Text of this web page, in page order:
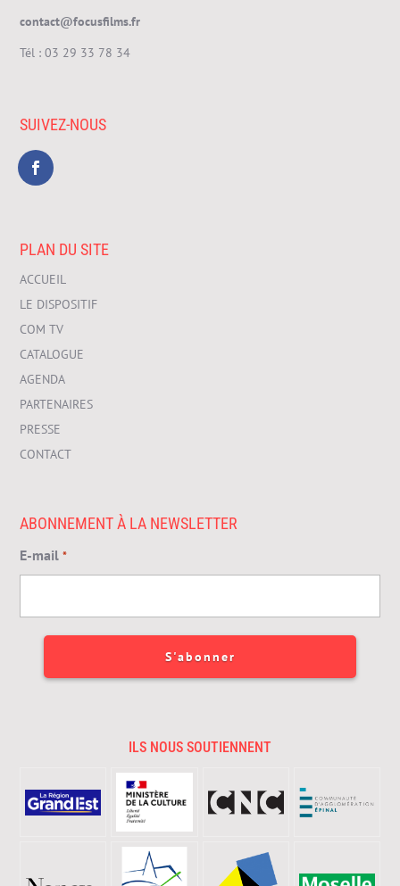
contact@focusfilms.fr
Tél :03 29 33 78 34
SUIVEZ-NOUS
PLAN DU SITE
ACCUEIL
LE DISPOSITIF
COM TV
CATALOGUE
AGENDA
PARTENAIRES
PRESSE
CONTACT
ABONNEMENT À LA NEWSLETTER
E-mail *
ILS NOUS SOUTIENNENT